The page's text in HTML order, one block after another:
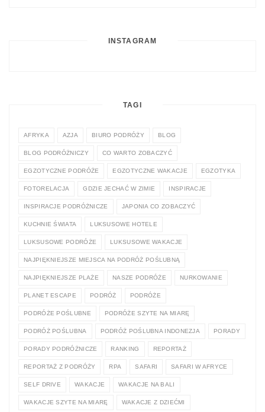
INSTAGRAM
TAGI
AFRYKA AZJA BIURO PODRÓŻY BLOG
BLOG PODRÓŻNICZY CO WARTO ZOBACZYĆ
EGZOTYCZNE PODRÓŻE EGZOTYCZNE WAKACJE EGZOTYKA
FOTORELACJA GDZIE JECHAĆ W ZIMIE INSPIRACJE
INSPIRACJE PODRÓŻNICZE JAPONIA CO ZOBACZYĆ
KUCHNIE ŚWIATA LUKSUSOWE HOTELE
LUKSUSOWE PODRÓŻE LUKSUSOWE WAKACJE
NAJPIĘKNIEJSZE MIEJSCA NA PODRÓŻ POŚLUBNĄ
NAJPIĘKNIEJSZE PLAŻE NASZE PODRÓŻE NURKOWANIE
PLANET ESCAPE PODRÓŻ PODRÓŻE
PODRÓŻE POŚLUBNE PODRÓŻE SZYTE NA MIARĘ
PODRÓŻ POŚLUBNA PODRÓŻ POŚLUBNA INDONEZJA PORADY
PORADY PODRÓŻNICZE RANKING REPORTAŻ
REPORTAŻ Z PODRÓŻY RPA SAFARI SAFARI W AFRYCE
SELF DRIVE WAKACJE WAKACJE NA BALI
WAKACJE SZYTE NA MIARĘ WAKACJE Z DZIEĆMI